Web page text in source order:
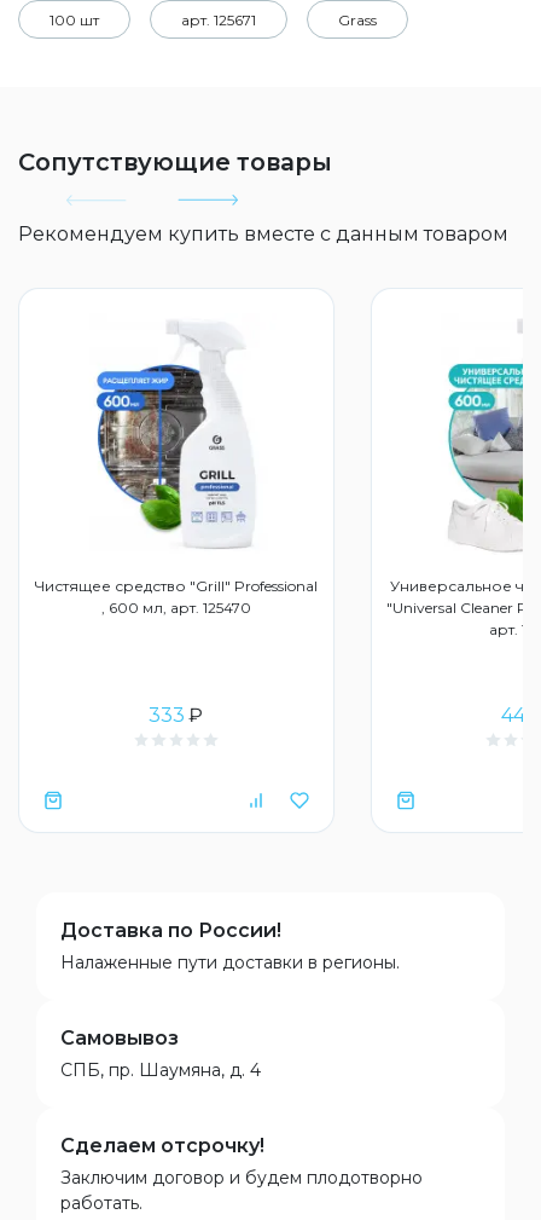
100 шт арт. 125671 Grass
Сопутствующие товары
Рекомендуем купить вместе с данным товаром
Чистящее средство "Grill" Professional
, 600 мл, арт. 125470
333 ₽
Универсальное
"Universal Cleaner
арт.
443
Доставка по России!
Налаженные пути доставки в регионы.
Самовывоз
СПБ, пр. Шаумяна, д. 4
Сделаем отсрочку!
Заключим договор и будем плодотворно
работать.